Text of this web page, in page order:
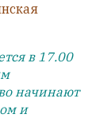
в 17.00
начинают
и